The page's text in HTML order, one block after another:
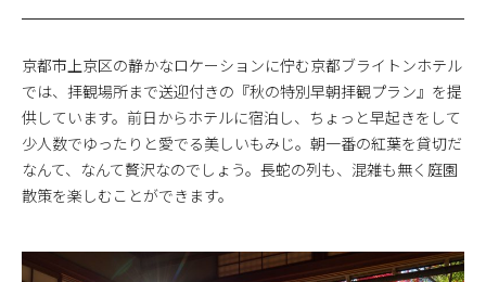
京都市上京区の静かなロケーションに佇む京都ブライトンホテル
では、拝観場所まで送迎付きの『秋の特別早朝拝観プラン』を提
供しています。前日からホテルに宿泊し、ちょっと早起きをして
少人数でゆったりと愛でる美しいもみじ。朝一番の紅葉を貸切だ
なんて、なんて贅沢なのでしょう。長蛇の列も、混雑も無く庭園
散策を楽しむことができます。